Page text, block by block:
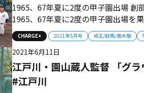
CHARGE+ 2021年5月号 埼玉/群馬/栃木版
1965、67年夏に2度の甲子園出場 創
1965、67年夏に2度の甲子園出場を
目を迎えたチームは、少数精鋭で復
商工は、鹿沼農商時代の1965、67年
で白星を挙げるこ...
江戸川・園山蔵人監督 「グ
#江戸川
2021年6月11日